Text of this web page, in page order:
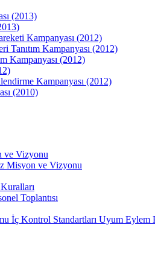
(2013)
Kampanyası (2012)
Tanıtım Kampanyası (2012)
Kampanyası (2012)
Kampanyası (2012)
(2010)
ve Vizyonu
Misyon ve Vizyonu
Toplantısı
İç Kontrol Standartları Uyum Eylem